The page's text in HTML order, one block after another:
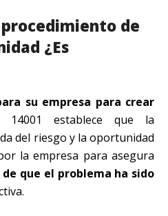
de
¿Es
su empresa para crear
establece que la
del riesgo y la oportunidad
la empresa para asegura
que el problema ha sido